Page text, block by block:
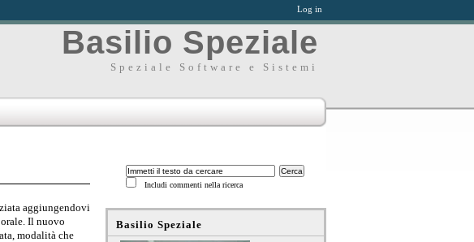
Log in
Basilio Speziale
Speziale Software e Sistemi
aggiungendovi
Il nuovo
modalità che
Includi commenti nella ricerca
Basilio Speziale